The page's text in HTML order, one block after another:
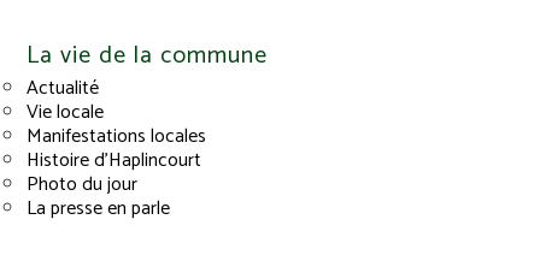
La vie de la commune
Actualité
Vie locale
Manifestations locales
Histoire d’Haplincourt
Photo du jour
La presse en parle